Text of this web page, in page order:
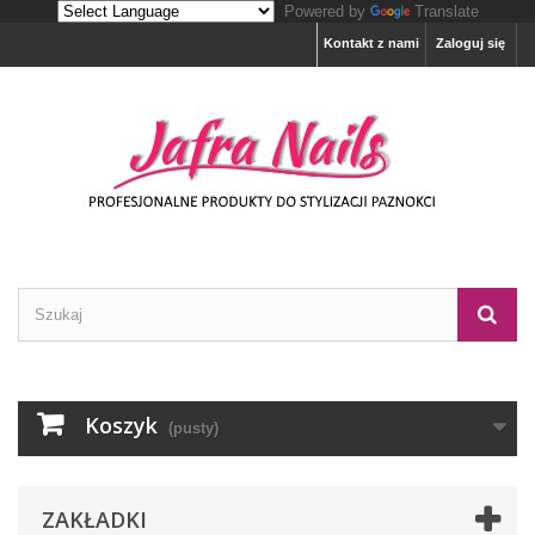
Powered by Translate
Zaloguj się
Kontakt z nami
Koszyk (pusty)
ZAKŁADKI